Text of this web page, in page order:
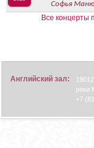
Софья
Все концерты
Английский зал:
реки
+7